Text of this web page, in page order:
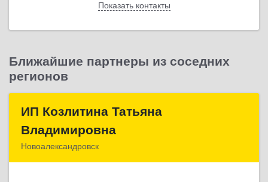
Показать контакты
Назад
Ближайшие партнеры из соседних
регионов
ИП Козлитина Татьяна
Владимировна
Новоалександровск
ИП Козлитина Татьяна